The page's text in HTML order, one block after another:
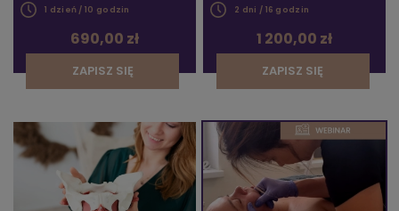
1 dzień / 10 godzin
690,00 zł
ZAPISZ SIĘ
2 dni / 16 godzin
1 200,00 zł
ZAPISZ SIĘ